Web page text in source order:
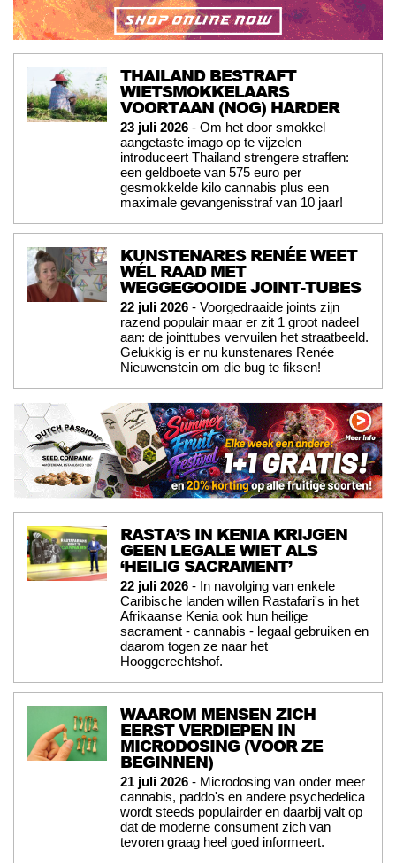
THAILAND BESTRAFT
WIETSMOKKELAARS
VOORTAAN (NOG) HARDER
23 juli 2026 - Om het door smokkel
aangetaste imago op te vijzelen
introduceert Thailand strengere straffen:
een geldboete van 575 euro per
gesmokkelde kilo cannabis plus een
maximale gevangenisstraf van 10 jaar!
KUNSTENARES RENÉE WEET
WÉL RAAD MET
WEGGEGOOIDE JOINT-TUBES
22 juli 2026 - Voorgedraaide joints zijn
razend populair maar er zit 1 groot nadeel
aan: de jointtubes vervuilen het straatbeeld.
Gelukkig is er nu kunstenares Renée
Nieuwenstein om die bug te fiksen!
RASTA’S IN KENIA KRIJGEN
GEEN LEGALE WIET ALS
‘HEILIG SACRAMENT’
22 juli 2026 - In navolging van enkele
Caribische landen willen Rastafari's in het
Afrikaanse Kenia ook hun heilige
sacrament - cannabis - legaal gebruiken en
daarom togen ze naar het
Hooggerechtshof.
WAAROM MENSEN ZICH
EERST VERDIEPEN IN
MICRODOSING (VOOR ZE
BEGINNEN)
21 juli 2026 - Microdosing van onder meer
cannabis, paddo's en andere psychedelica
wordt steeds populairder en daarbij valt op
dat de moderne consument zich van
tevoren graag heel goed informeert.